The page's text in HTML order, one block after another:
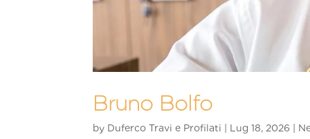
Bruno Bolfo
by Duferco Travi e Profilati Lug 18, 2026